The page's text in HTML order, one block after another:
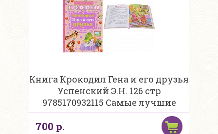
Книга Крокодил Гена и его друзья
Успенский Э.Н. 126 стр
9785170932115 Самые лучшие
сказки
700 р.